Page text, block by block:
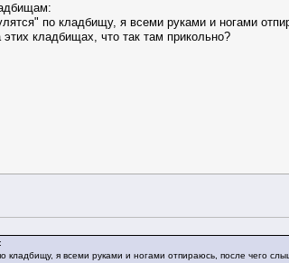
по кладбищу, я всеми руками и ногами
кладбищах, что так там прикольно?
кладбищу, я всеми руками и ногами отпираюсь, после чего